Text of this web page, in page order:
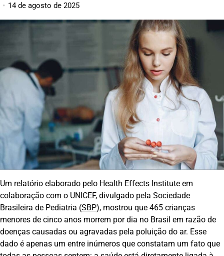
14 de agosto de 2025
Um relatório elaborado pelo Health Effects Institute em
colaboração com o UNICEF, divulgado pela Sociedade
Brasileira de Pediatria (SBP), mostrou que 465 crianças
menores de cinco anos morrem por dia no Brasil em razão de
doenças causadas ou agravadas pela poluição do ar. Esse
dado é apenas um entre inúmeros que constatam um fato que